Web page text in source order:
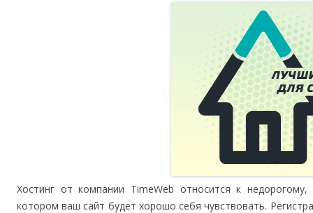
Хостинг от компании TimeWeb относится к
котором ваш сайт будет хорошо себя чувствовать.